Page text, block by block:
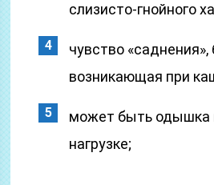
слизисто-гнойного
чувство «саднения»,
возникающая при
может быть одышка
нагрузке;